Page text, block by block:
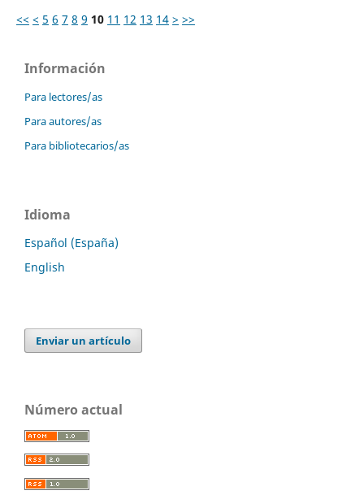
<< < 5 6 7 8 9 10 11 12 13 14 > >>
Información
Para lectores/as
Para autores/as
Para bibliotecarios/as
Idioma
Español (España)
English
Enviar un artículo
Número actual